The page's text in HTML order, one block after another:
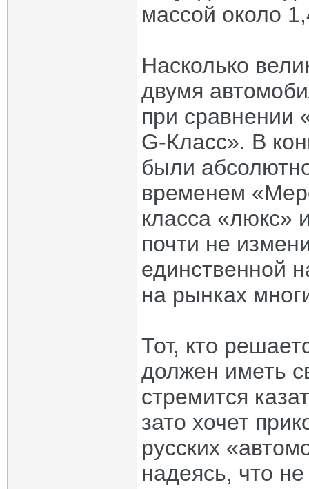
массой около
Насколько
двумя
при сравнении
G-Класс». В
были
временем
класса «люкс»
почти не
единственной
на рынках
Тот, кто
должен иметь
стремится
зато хочет
русских
надеясь, что